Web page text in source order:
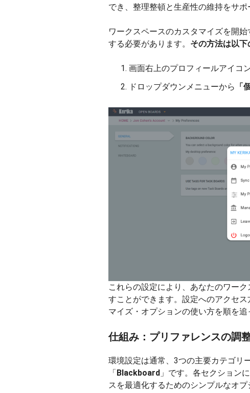
でき、整理整頓と生産性の維持をサポ
ワークスペースのカスタマイズを開
する必要があります。 その方法は以下
画面右上のプロフィールアイコ
ドロップダウンメニューから 「
これらの設定により、あなたのワー
すことができます。設定へのアクセ
マイズ・オプションの使い方を順を追
仕組み：プリファレンスの調
環境設定は通常、3つの主要カテゴリ
「Blackboard 」です。各セクション
スを最適化するためのシンプルなオプ